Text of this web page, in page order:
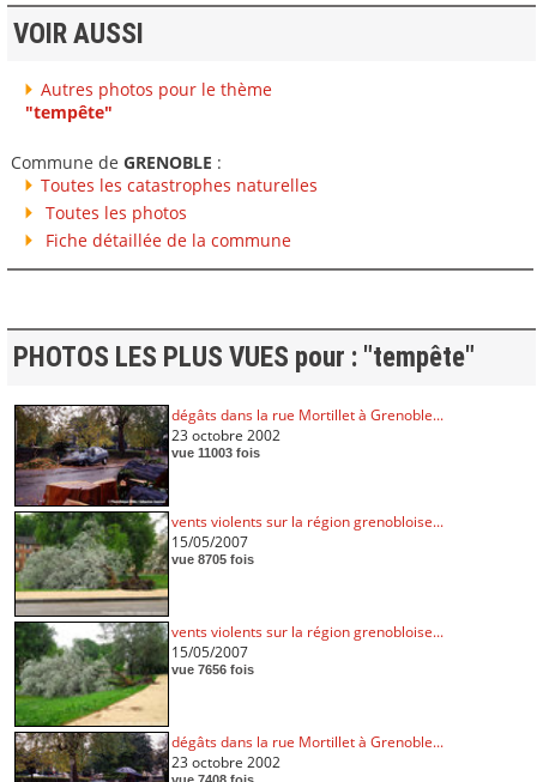
VOIR AUSSI
Autres photos pour le thème
"tempête"
Commune de GRENOBLE :
Toutes les catastrophes naturelles
Toutes les photos
Fiche détaillée de la commune
PHOTOS LES PLUS VUES pour : "tempête"
dégâts dans la rue Mortillet à Grenoble...
23 octobre 2002
vue 11003 fois
vents violents sur la région grenobloise...
15/05/2007
vue 8705 fois
vents violents sur la région grenobloise...
15/05/2007
vue 7656 fois
dégâts dans la rue Mortillet à Grenoble...
23 octobre 2002